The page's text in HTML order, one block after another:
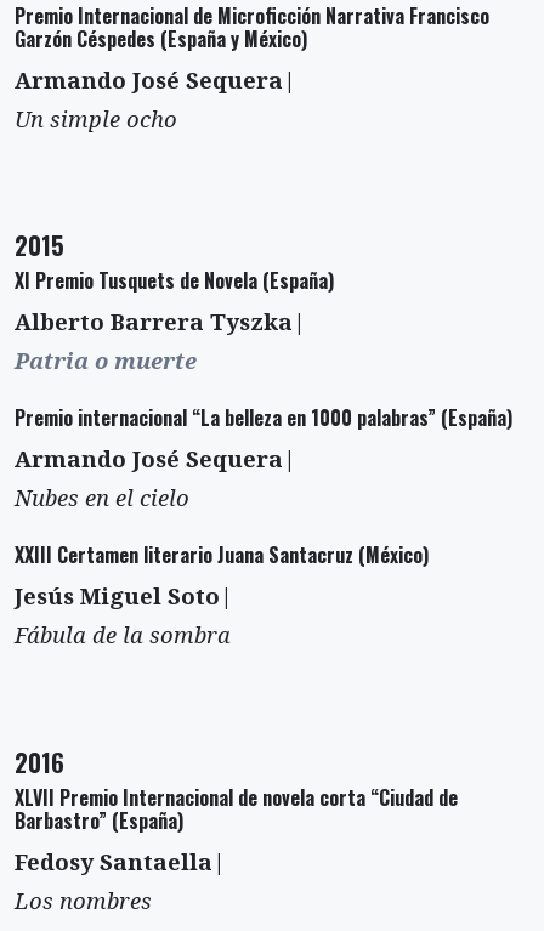
Premio Internacional de Microficción Narrativa Francisco
Garzón Céspedes (España y México)
Armando José Sequera|
Un simple ocho
2015
XI Premio Tusquets de Novela (España)
Alberto Barrera Tyszka|
Patria o muerte
Premio internacional “La belleza en 1000 palabras” (España)
Armando José Sequera|
Nubes en el cielo
XXIII Certamen literario Juana Santacruz (México)
Jesús Miguel Soto|
Fábula de la sombra
2016
XLVII Premio Internacional de novela corta “Ciudad de
Barbastro” (España)
Fedosy Santaella|
Los nombres